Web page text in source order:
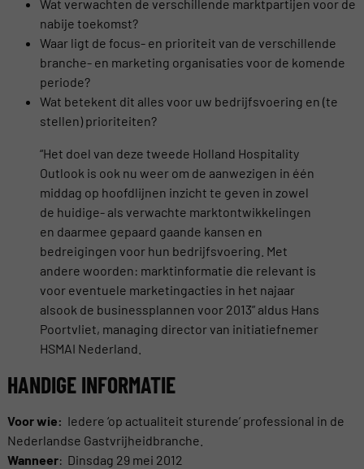
Wat verwachten de verschillende marktpartijen voor de
nabije toekomst?
Waar ligt de focus- en prioriteit van de verschillende
branche- en marketing organisaties voor de komende
periode?
Wat betekent dit alles voor uw bedrijfsvoering en (te
stellen) prioriteiten?
“Het doel van deze tweede Holland Hospitality
Outlook is ook nu weer om de aanwezigen in één
middag op hoofdlijnen inzicht te geven in zowel
de huidige- als verwachte marktontwikkelingen
en daarmee gepaard gaande kansen en
bedreigingen voor hun bedrijfsvoering. Met
andere woorden: marktinformatie die relevant is
voor eventuele marketingacties in het najaar
alsook de businessplannen voor 2013” aldus Hans
Poortvliet, managing director van initiatiefnemer
HSMAI Nederland.
HANDIGE INFORMATIE
Voor wie: Iedere ‘op actualiteit sturende’ professional in de
Nederlandse Gastvrijheidbranche.
Wanneer: Dinsdag 29 mei 2012